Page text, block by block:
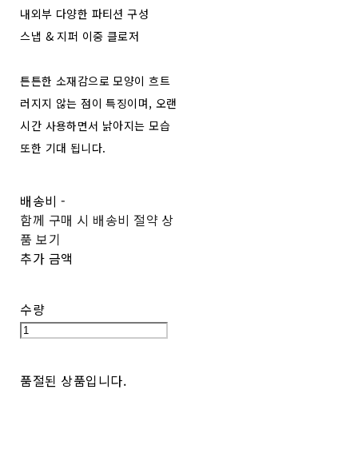
내외부 다양한 파티션 구성
스냅 & 지퍼 이중 클로저
튼튼한 소재감으로 모양이 흐트
러지지 않는 점이 특징이며, 오랜
시간 사용하면서 낡아지는 모습
또한 기대 됩니다.
배송비-
함께 구매 시 배송비 절약 상
품 보기
추가 금액
수량
품절된 상품입니다.